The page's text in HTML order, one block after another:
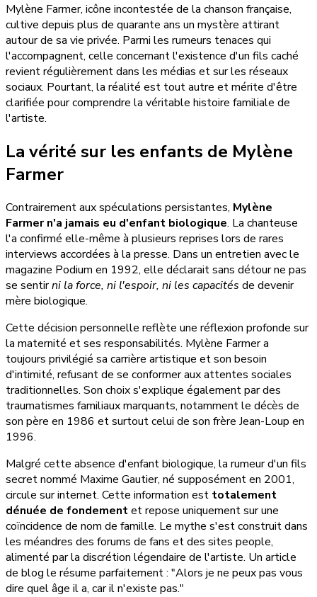
Mylène Farmer, icône incontestée de la chanson française,
cultive depuis plus de quarante ans un mystère attirant
autour de sa vie privée. Parmi les rumeurs tenaces qui
l'accompagnent, celle concernant l'existence d'un fils caché
revient régulièrement dans les médias et sur les réseaux
sociaux. Pourtant, la réalité est tout autre et mérite d'être
clarifiée pour comprendre la véritable histoire familiale de
l'artiste.
La vérité sur les enfants de Mylène
Farmer
Contrairement aux spéculations persistantes, Mylène
Farmer n'a jamais eu d'enfant biologique. La chanteuse
l'a confirmé elle-même à plusieurs reprises lors de rares
interviews accordées à la presse. Dans un entretien avec le
magazine Podium en 1992, elle déclarait sans détour ne pas
se sentirni la force, ni l'espoir, ni les capacités de devenir
mère biologique.
Cette décision personnelle reflète une réflexion profonde sur
la maternité et ses responsabilités. Mylène Farmer a
toujours privilégié sa carrière artistique et son besoin
d'intimité, refusant de se conformer aux attentes sociales
traditionnelles. Son choix s'explique également par des
traumatismes familiaux marquants, notamment le décès de
son père en 1986 et surtout celui de son frère Jean-Loup en
1996.
Malgré cette absence d'enfant biologique, la rumeur d'un fils
secret nommé Maxime Gautier, né supposément en 2001,
circule sur internet. Cette information est totalement
dénuée de fondementet repose uniquement sur une
coïncidence de nom de famille. Le mythe s'est construit dans
les méandres des forums de fans et des sites people,
alimenté par la discrétion légendaire de l'artiste. Un article
de blog le résume parfaitement : "Alors je ne peux pas vous
dire quel âge il a, car il n'existe pas."